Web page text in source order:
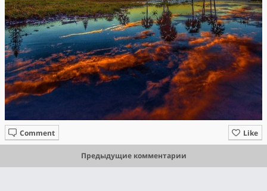
Like
Comment
Предыдущие комментарии